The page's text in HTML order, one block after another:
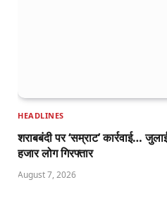
HEADLINES
शराबबंदी पर ‘सम्राट’ कार्रवाई…
हजार लोग गिरफ्तार
August 7, 2026